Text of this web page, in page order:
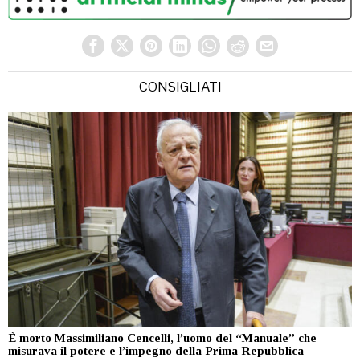
CONSIGLIATI
È morto Massimiliano Cencelli, l’uomo del “Manuale” che
misurava il potere e l’impegno della Prima Repubblica